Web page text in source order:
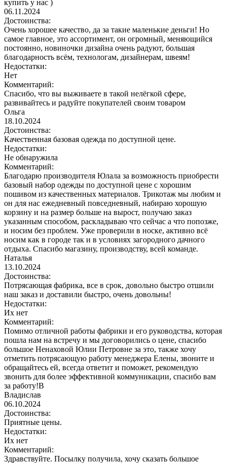
купить у нас )
06.11.2024
Достоинства:
Очень хорошее качество, да за такие маленькие деньги! Но
самое главное, это ассортимент, он огромный, меняющийся
постоянно, новиночки дизайна очень радуют, большая
благодарность всём, технологам, дизайнерам, швеям!
Недостатки:
Нет
Комментарий:
Спасибо, что вы выживаете в такой нелёгкой сфере,
развивайтесь и радуйте покупателей своим товаром
Ольга
18.10.2024
Достоинства:
Качественная базовая одежда по доступной цене.
Недостатки:
Не обнаружила
Комментарий:
Благодарю производителя Юлала за возможность приобрести
базовый набор одежды по доступной цене с хорошим
пошивом из качественных материалов. Трикотаж мы любим и
он для нас ежедневный повседневный, набираю хорошую
корзину и на размер больше на вырост, получаю заказ
указанным способом, раскладываю что сейчас а что попозже,
и носим без проблем. Уже проверили в носке, активно всё
носим как в городе так и в условиях загородного дачного
отдыха. Спасибо магазину, производству, всей команде.
Наталья
13.10.2024
Достоинства:
Потрясающая фабрика, все в срок, довольно быстро отшили
наш заказ и доставили быстро, очень довольны!
Недостатки:
Их нет
Комментарий:
Помимо отличной работы фабрики и его руководства, которая
пошла нам на встречу и мы договорились о цене, спасибо
большое Ненаховой Юлии Петровне за это, также хочу
отметить потрясающую работу менеджера Елены, звоните и
обращайтесь ей, всегда ответит и поможет, рекомендую
звонить для более эффективной коммуникации, спасибо вам
за работу!В
Владислав
06.10.2024
Достоинства:
Приятные цены.
Недостатки:
Их нет
Комментарий:
Здравствуйте. Посылку получила, хочу сказать большое